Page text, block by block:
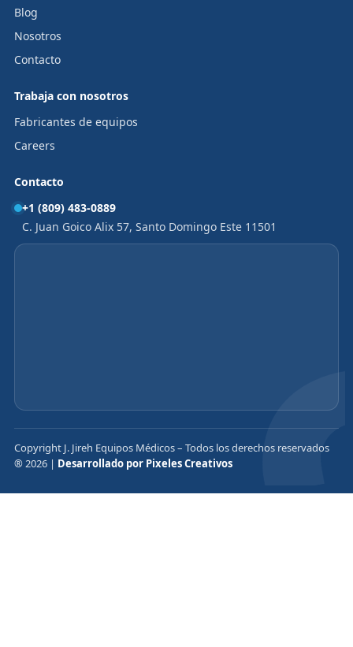
Blog
Nosotros
Contacto
Trabaja con nosotros
Fabricantes de equipos
Careers
Contacto
+1 (809) 483-0889
C. Juan Goico Alix 57, Santo Domingo Este 11501
Copyright J. Jireh Equipos Médicos – Todos los derechos reservados
® 2026 | Desarrollado por Pixeles Creativos